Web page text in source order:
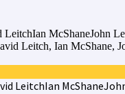
McShaneJohn
Leitch, Ian McShane,
LeitchIan McShane